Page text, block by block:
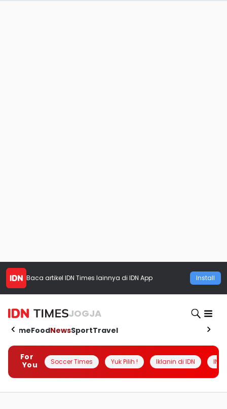
Baca artikel IDN Times lainnya di IDN App Install
JOGJA
HomeFoodNewsSportTravel
For
You
Soccer Times Yuk Pilih ! Iklanin di IDN